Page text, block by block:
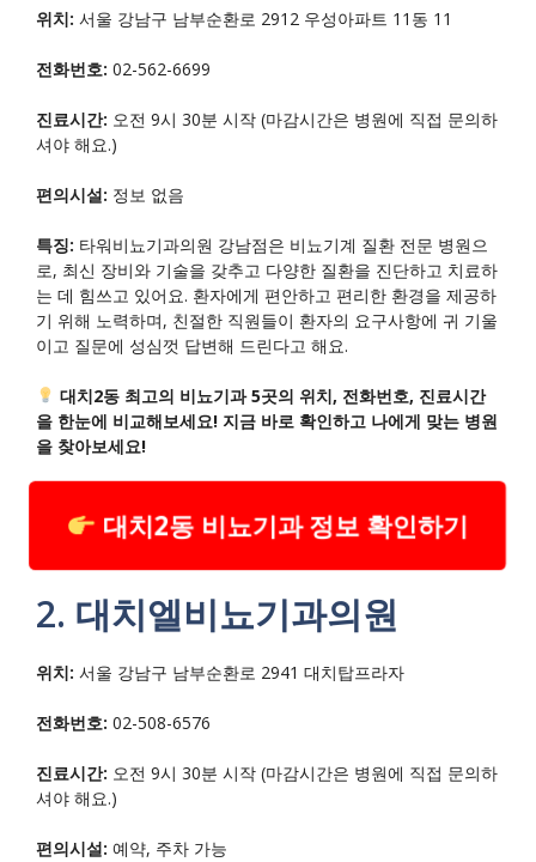
위치: 서울 강남구 남부순환로 2912 우성아파트 11동 11
전화번호: 02-562-6699
진료시간: 오전 9시 30분 시작 (마감시간은 병원에 직접 문의하
셔야 해요.)
편의시설: 정보 없음
특징: 타워비뇨기과의원 강남점은 비뇨기계 질환 전문 병원으
로, 최신 장비와 기술을 갖추고 다양한 질환을 진단하고 치료하
는 데 힘쓰고 있어요. 환자에게 편안하고 편리한 환경을 제공하
기 위해 노력하며, 친절한 직원들이 환자의 요구사항에 귀 기울
이고 질문에 성심껏 답변해 드린다고 해요.
대치2동 최고의 비뇨기과 5곳의 위치, 전화번호, 진료시간
을 한눈에 비교해보세요! 지금 바로 확인하고 나에게 맞는 병원
을 찾아보세요!
대치2동 비뇨기과 정보 확인하기
2. 대치엘비뇨기과의원
위치: 서울 강남구 남부순환로 2941 대치탑프라자
전화번호: 02-508-6576
진료시간: 오전 9시 30분 시작 (마감시간은 병원에 직접 문의하
셔야 해요.)
편의시설: 예약, 주차 가능